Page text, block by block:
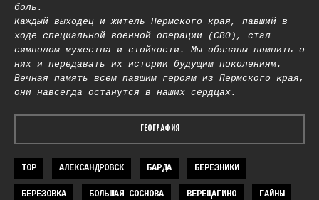
боль.
Каждый выходец и житель Пермского края, павший в
ходе специальной военной операции (СВО), стал
символом мужества и стойкости. Мы обязаны помнить о
них и передавать их истории будущим поколениям.
Вечная память всем павшим героям из Пермского края,
они навсегда останутся в наших сердцах.
ГЕОГРАФИЯ
TOP АЛЕКСАНДРОВСК БАРДА БЕРЕЗНИКИ
БЕРЕЗОВКА БОЛЬШАЯ СОСНОВА ВЕРЕЩАГИНО ГАЙНЫ